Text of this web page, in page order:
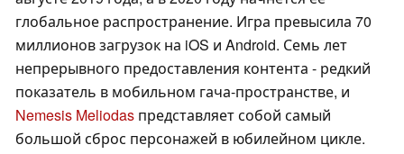
глобальное распространение. Игра превысила 70
миллионов загрузок на iOS и Android. Семь лет
непрерывного предоставления контента - редкий
показатель в мобильном гача-пространстве, и
Nemesis Meliodas представляет собой самый
большой сброс персонажей в юбилейном цикле.